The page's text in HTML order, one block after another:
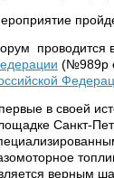
проводится в
(№989р
в своей
Санкт-
верным